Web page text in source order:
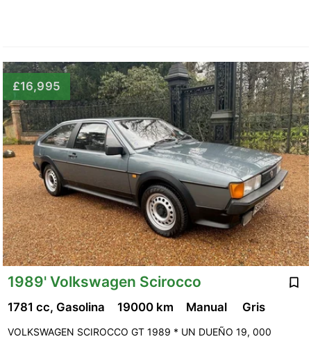
£16,995
1989' Volkswagen Scirocco
1781 cc, Gasolina 19000 km Manual Gris
VOLKSWAGEN SCIROCCO GT 1989 * UN DUEÑO 19, 000